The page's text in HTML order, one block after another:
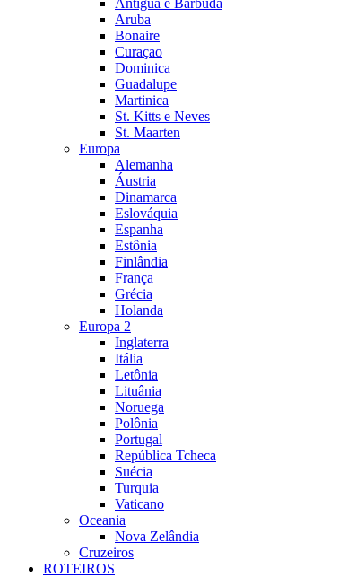
Antígua e Barbuda
Aruba
Bonaire
Curaçao
Dominica
Guadalupe
Martinica
St. Kitts e Neves
St. Maarten
Europa
Alemanha
Áustria
Dinamarca
Eslováquia
Espanha
Estônia
Finlândia
França
Grécia
Holanda
Europa 2
Inglaterra
Itália
Letônia
Lituânia
Noruega
Polônia
Portugal
República Tcheca
Suécia
Turquia
Vaticano
Oceania
Nova Zelândia
Cruzeiros
ROTEIROS